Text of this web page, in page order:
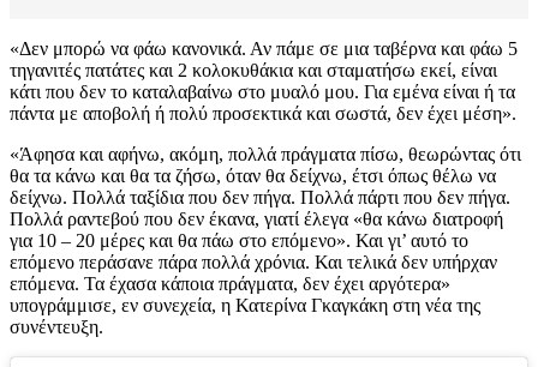
«Δεν μπορώ να φάω κανονικά. Αν πάμε σε μια ταβέρνα και φάω 5
τηγανιτές πατάτες και 2 κολοκυθάκια και σταματήσω εκεί, είναι
κάτι που δεν το καταλαβαίνω στο μυαλό μου. Για εμένα είναι ή τα
πάντα με αποβολή ή πολύ προσεκτικά και σωστά, δεν έχει μέση».
«Άφησα και αφήνω, ακόμη, πολλά πράγματα πίσω, θεωρώντας ότι
θα τα κάνω και θα τα ζήσω, όταν θα δείχνω, έτσι όπως θέλω να
δείχνω. Πολλά ταξίδια που δεν πήγα. Πολλά πάρτι που δεν πήγα.
Πολλά ραντεβού που δεν έκανα, γιατί έλεγα «θα κάνω διατροφή
για 10 – 20 μέρες και θα πάω στο επόμενο». Και γι’ αυτό το
επόμενο περάσανε πάρα πολλά χρόνια. Και τελικά δεν υπήρχαν
επόμενα. Τα έχασα κάποια πράγματα, δεν έχει αργότερα»
υπογράμμισε, εν συνεχεία, η Κατερίνα Γκαγκάκη στη νέα της
συνέντευξη.